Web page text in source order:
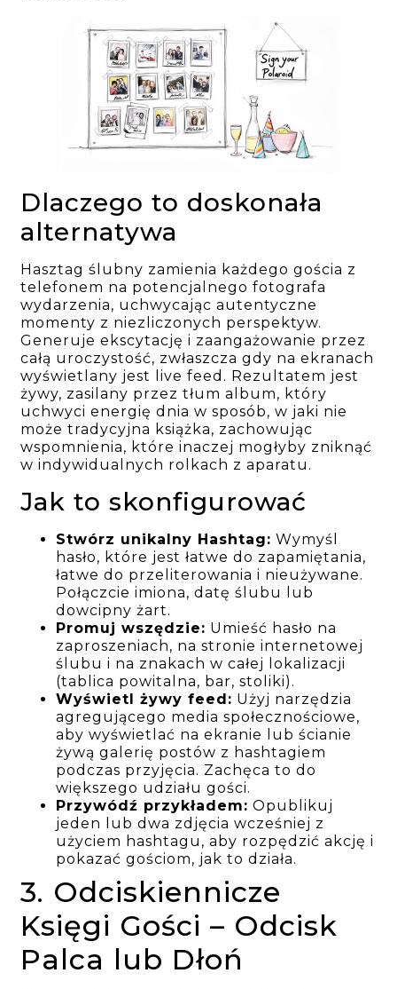
Dlaczego to doskonała
alternatywa
Hasztag ślubny zamienia każdego gościa z
telefonem na potencjalnego fotografa
wydarzenia, uchwycając autentyczne
momenty z niezliczonych perspektyw.
Generuje ekscytację i zaangażowanie przez
całą uroczystość, zwłaszcza gdy na ekranach
wyświetlany jest live feed. Rezultatem jest
żywy, zasilany przez tłum album, który
uchwyci energię dnia w sposób, w jaki nie
może tradycyjna książka, zachowując
wspomnienia, które inaczej mogłyby zniknąć
w indywidualnych rolkach z aparatu.
Jak to skonfigurować
Stwórz unikalny Hashtag: Wymyśl
hasło, które jest łatwe do zapamiętania,
łatwe do przeliterowania i nieużywane.
Połączcie imiona, datę ślubu lub
dowcipny żart.
Promuj wszędzie: Umieść hasło na
zaproszeniach, na stronie internetowej
ślubu i na znakach w całej lokalizacji
(tablica powitalna, bar, stoliki).
Wyświetl żywy feed: Użyj narzędzia
agregującego media społecznościowe,
aby wyświetlać na ekranie lub ścianie
żywą galerię postów z hashtagiem
podczas przyjęcia. Zachęca to do
większego udziału gości.
Przywódź przykładem: Opublikuj
jeden lub dwa zdjęcia wcześniej z
użyciem hashtagu, aby rozpędzić akcję i
pokazać gościom, jak to działa.
3. Odciskiennicze
Księgi Gości – Odcisk
Palca lub Dłoń